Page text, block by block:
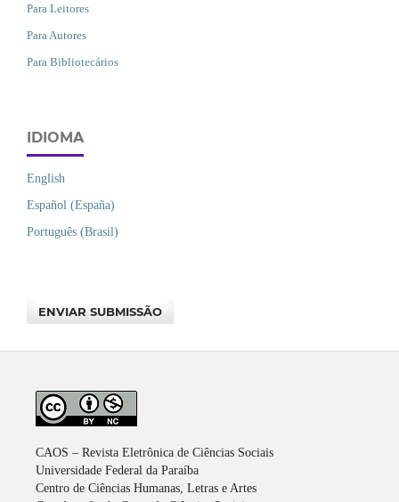
Para Leitores
Para Autores
Para Bibliotecários
IDIOMA
English
Español (España)
Português (Brasil)
ENVIAR SUBMISSÃO
CAOS – Revista Eletrônica de Ciências Sociais
Universidade Federal da Paraíba
Centro de Ciências Humanas, Letras e Artes